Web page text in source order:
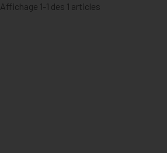
Affichage 1-1 des 1 articles